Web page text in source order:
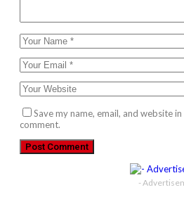
Save my name, email, and website
comment.
-